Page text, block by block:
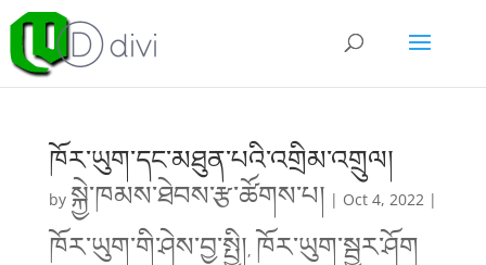
ཁོར་ཡུག་དང་མཐུན་པའི་འགྲིམ་འགྲུལ།
by སྐྱེ་ཁམས་ཐེབས་རྩ་ཚོགས་པ། | Oct 4, 2022|
ཁོར་ཡུག་གི་ཤེས་བྱ་སྤྱི།, ཁོར་ཡུག་སྦྱར་ཤོག